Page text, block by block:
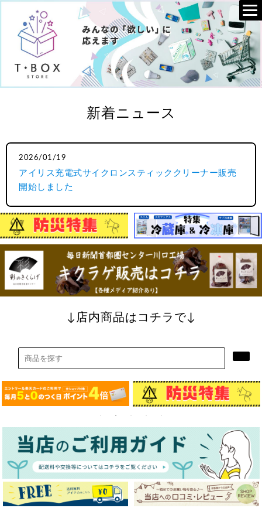
新着ニュース
2026/01/19
アイリス充電式サイクロンスティッククリーナー販売
開始しました
2026/01/19
アイリス新生活向け商品取り扱い始めました！
2025/05/21
彩のきくらげ発売開始
2025/02/10
眼鏡付き フルジップパーカー販売開始しました。
2024/12/19
【12月23日朝まで】デザイン新聞紙 TSU・TSU・MU
クリスマス限定セット発売中
2024/09/30
韓国卸会社との直接ルート開設により韓国雑貨はじめ
ました！
2024/05/23
アイリスオーヤマ 24年夏物家電（サーキュレータ）
↓店内商品はコチラで↓